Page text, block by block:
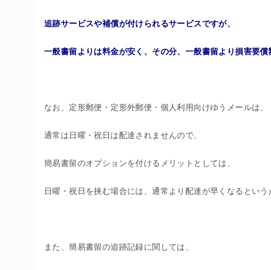
追跡サービスや補償が付けられるサービスですが、
一般書留よりは料金が安く、その分、一般書留より損害要
なお、定形郵便・定形外郵便・個人利用向けゆうメールは、
通常は日曜・祝日は配達されませんので、
簡易書留のオプションを付けるメリットとしては、
日曜・祝日を挟む場合には、通常より配達が早くなるとい
また、簡易書留の追跡記録に関しては、